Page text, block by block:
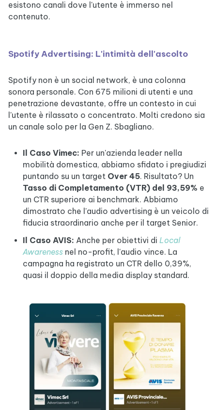
esistono canali dove l'utente è immerso nel
contenuto.
Spotify Advertising: L'intimità dell'ascolto
Spotify non è un social network, è una colonna
sonora personale. Con 675 milioni di utenti e una
penetrazione devastante, offre un contesto in cui
l'utente è rilassato o concentrato. Molti credono sia
un canale solo per la Gen Z. Sbagliano.
Il Caso Vimec: Per un'azienda leader nella
mobilità domestica, abbiamo sfidato i pregiudizi
puntando su un target Over 45. Risultato? Un
Tasso di Completamento (VTR) del 93,59% e
un CTR superiore ai benchmark. Abbiamo
dimostrato che l'audio advertising è un veicolo di
fiducia straordinario anche per il target Senior.
Il Caso AVIS: Anche per obiettivi di Local
Awareness nel no-profit, l'audio vince. La
campagna ha registrato un CTR dello 0,39%,
quasi il doppio della media display standard.